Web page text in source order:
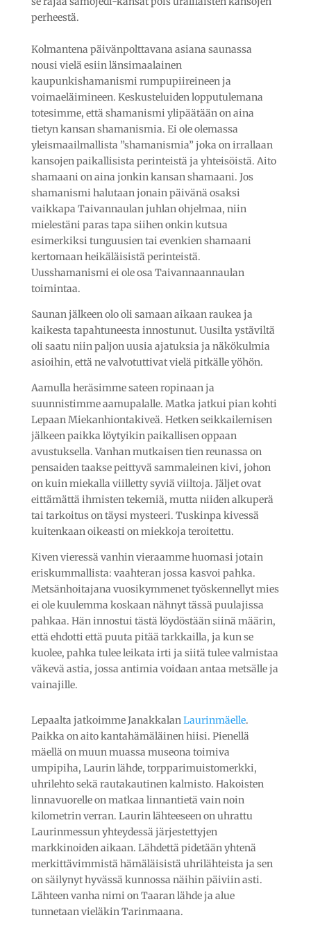
perheestä.
Kolmantena päivänpolttavana asiana saunassa
nousi vielä esiin länsimaalainen
kaupunkishamanismi rumpupiireineen ja
voimaeläimineen. Keskusteluiden lopputulemana
totesimme, että shamanismi ylipäätään on aina
tietyn kansan shamanismia. Ei ole olemassa
yleismaailmallista ”shamanismia” joka on irrallaan
kansojen paikallisista perinteistä ja yhteisöistä. Aito
shamaani on aina jonkin kansan shamaani. Jos
shamanismi halutaan jonain päivänä osaksi
vaikkapa Taivannaulan juhlan ohjelmaa, niin
mielestäni paras tapa siihen onkin kutsua
esimerkiksi tunguusien tai evenkien shamaani
kertomaan heikäläisistä perinteistä.
Uusshamanismi ei ole osa Taivannaannaulan
toimintaa.
Saunan jälkeen olo oli samaan aikaan raukea ja
kaikesta tapahtuneesta innostunut. Uusilta ystäviltä
oli saatu niin paljon uusia ajatuksia ja näkökulmia
asioihin, että ne valvotuttivat vielä pitkälle yöhön.
Aamulla heräsimme sateen ropinaan ja
suunnistimme aamupalalle. Matka jatkui pian kohti
Lepaan Miekanhiontakiveä. Hetken seikkailemisen
jälkeen paikka löytyikin paikallisen oppaan
avustuksella. Vanhan mutkaisen tien reunassa on
pensaiden taakse peittyvä sammaleinen kivi, johon
on kuin miekalla viilletty syviä viiltoja. Jäljet ovat
eittämättä ihmisten tekemiä, mutta niiden alkuperä
tai tarkoitus on täysi mysteeri. Tuskinpa kivessä
kuitenkaan oikeasti on miekkoja teroitettu.
Kiven vieressä vanhin vieraamme huomasi jotain
eriskummallista: vaahteran jossa kasvoi pahka.
Metsänhoitajana vuosikymmenet työskennellyt mies
ei ole kuulemma koskaan nähnyt tässä puulajissa
pahkaa. Hän innostui tästä löydöstään siinä määrin,
että ehdotti että puuta pitää tarkkailla, ja kun se
kuolee, pahka tulee leikata irti ja siitä tulee valmistaa
väkevä astia, jossa antimia voidaan antaa metsälle ja
vainajille.
Lepaalta jatkoimme JanakkalanLaurinmäelle.
Paikka on aito kantahämäläinen hiisi. Pienellä
mäellä on muun muassa museona toimiva
umpipiha, Laurin lähde, torpparimuistomerkki,
uhrilehto sekä rautakautinen kalmisto. Hakoisten
linnavuorelle on matkaa linnantietä vain noin
kilometrin verran. Laurin lähteeseen on uhrattu
Laurinmessun yhteydessä järjestettyjen
markkinoiden aikaan. Lähdettä pidetään yhtenä
merkittävimmistä hämäläisistä uhrilähteista ja sen
on säilynyt hyvässä kunnossa näihin päiviin asti.
Lähteen vanha nimi on Taaran lähde ja alue
tunnetaan vieläkin Tarinmaana.